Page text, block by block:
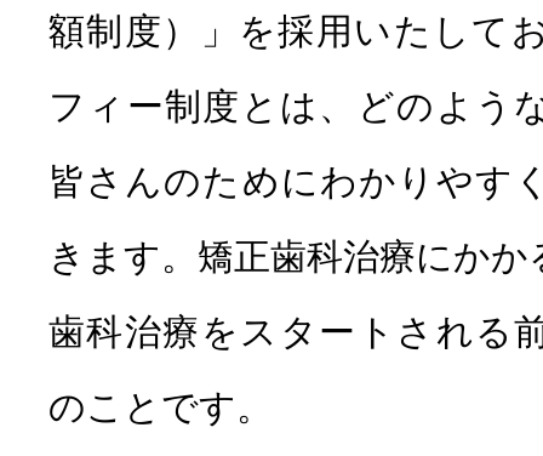
額制度）」を採用いたして
フィー制度とは、どのよう
皆さんのためにわかりやす
きます。矯正歯科治療にか
歯科治療をスタートされる
のことです。